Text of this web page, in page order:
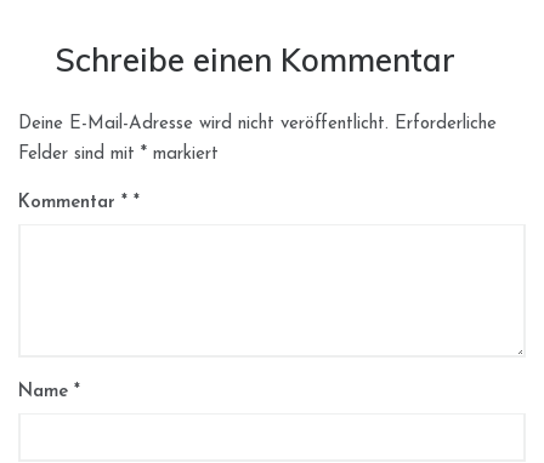
Schreibe einen Kommentar
Deine E-Mail-Adresse wird nicht veröffentlicht. Erforderliche
Felder sind mit * markiert
Kommentar *
Name *